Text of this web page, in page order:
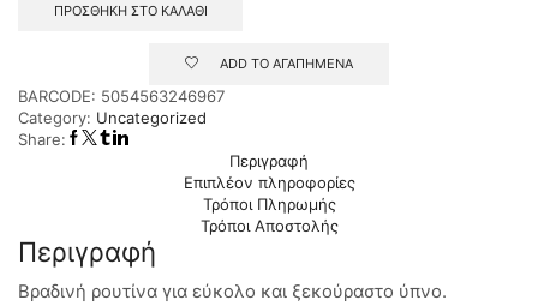
ΠΡΟΣΘΉΚΗ ΣΤΟ ΚΑΛΆΘΙ
ADD TO ΑΓΑΠΗΜΕΝΑ
BARCODE: 5054563246967
Category: Uncategorized
Share:
Περιγραφή
Επιπλέον πληροφορίες
Τρόποι Πληρωμής
Τρόποι Αποστολής
Περιγραφή
Βραδινή ρουτίνα για εύκολο και ξεκούραστο ύπνο.